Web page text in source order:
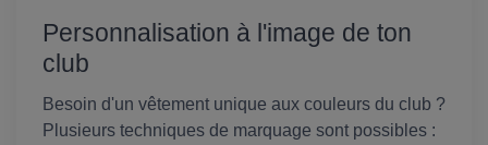
Personnalisation à l'image de ton
club
Besoin d'un vêtement unique aux couleurs du club ?
Plusieurs techniques de marquage sont possibles :